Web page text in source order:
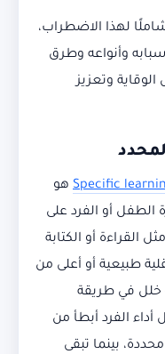
لهذا الاضطراب،
وأنواعه وطرق
وتعزيز
Specific هو
أو الفرد على
القراءة أو الكتابة
طبيعية أو أعلى من
خلل في طريقة
الفرد أبطأ من
بينما تبقى